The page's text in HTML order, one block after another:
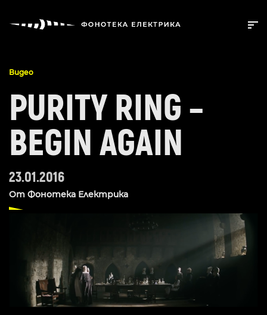
Видео
PURITY RING –
BEGIN AGAIN
23.01.2016
От Фонотека Електрика